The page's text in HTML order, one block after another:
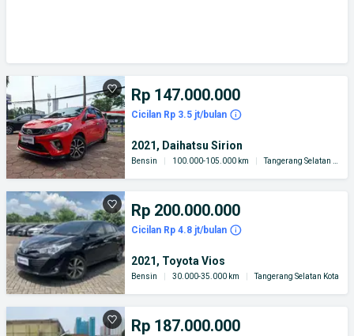
Rp 147.000.000
Cicilan Rp 3.5 jt/bulan
2021, Daihatsu Sirion
Bensin 100.000-105.000 km Tangerang Selatan Kota
Rp 200.000.000
Cicilan Rp 4.8 jt/bulan
2021, Toyota Vios
Bensin 30.000-35.000 km Tangerang Selatan Kota
Rp 187.000.000